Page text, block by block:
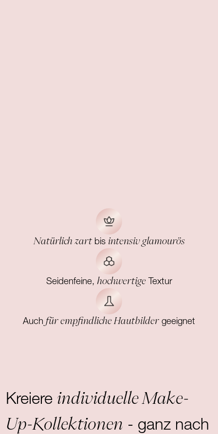
Natürlich zartbis intensiv glamourös
Seidenfeine, hochwertigeTextur
Auch für empfindliche Hautbilder geeignet
Kreiere individuelle Make-
Up-Kollektionen - ganz nach